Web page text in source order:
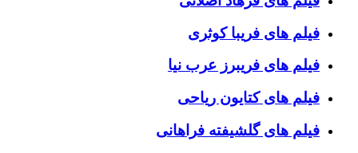
فیلم های فریبا کوثری
فیلم های فریبرز عرب نیا
فیلم های کتایون ریاحی
فیلم های گلشیفته فراهانی